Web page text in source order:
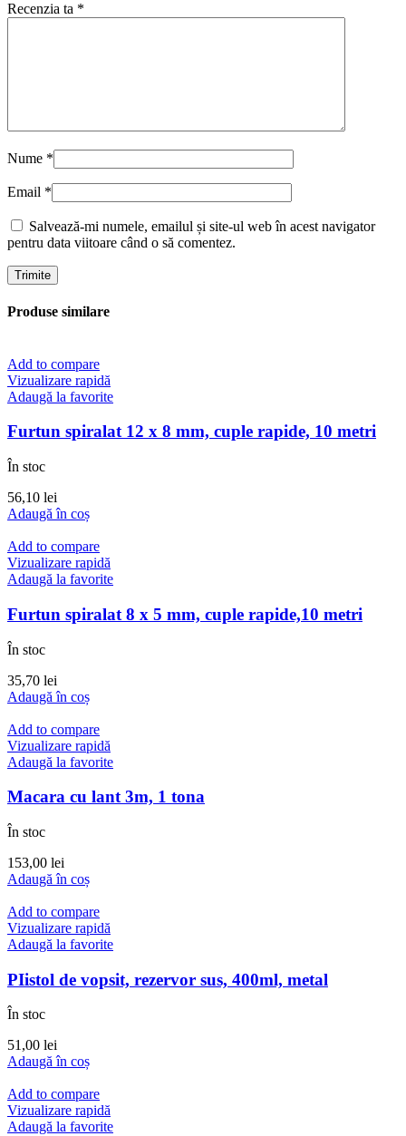
Recenzia ta *
Nume *
Email *
Salvează-mi numele, emailul și site-ul web în acest navigator
pentru data viitoare când o să comentez.
Produse similare
Add to compare
Vizualizare rapidă
Adaugă la favorite
Furtun spiralat 12 x 8 mm, cuple rapide, 10 metri
În stoc
56,10 lei
Adaugă în coș
Add to compare
Vizualizare rapidă
Adaugă la favorite
Furtun spiralat 8 x 5 mm, cuple rapide,10 metri
În stoc
35,70 lei
Adaugă în coș
Add to compare
Vizualizare rapidă
Adaugă la favorite
Macara cu lant 3m, 1 tona
În stoc
153,00 lei
Adaugă în coș
Add to compare
Vizualizare rapidă
Adaugă la favorite
PIistol de vopsit, rezervor sus, 400ml, metal
În stoc
51,00 lei
Adaugă în coș
Add to compare
Vizualizare rapidă
Adaugă la favorite